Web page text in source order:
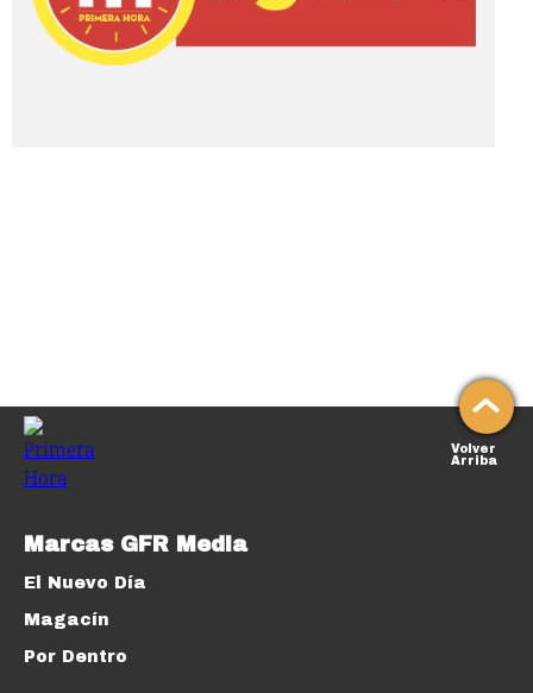
Volver
Arriba
Marcas GFR Media
El Nuevo Día
Magacín
Por Dentro